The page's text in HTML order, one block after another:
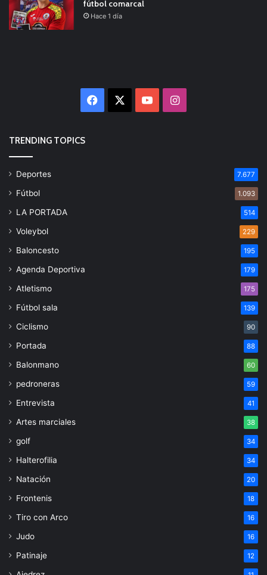
fútbol comarcal
Hace 1 día
Facebook YouTubeInstagram
TRENDING TOPICS
Deportes 7.677
Fútbol 1.093
LA PORTADA 514
Voleybol 229
Baloncesto 195
Agenda Deportiva 179
Atletismo 175
Fútbol sala 139
Ciclismo 90
Portada 88
Balonmano 60
pedroneras 59
Entrevista 41
Artes marciales 38
golf 34
Halterofilia 34
Natación 20
Frontenis 18
Tiro con Arco 16
Judo 16
Patinaje 12